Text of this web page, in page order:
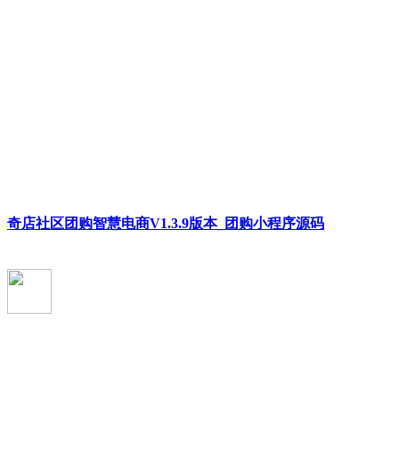
奇店社区团购智慧电商V1.3.9版本_团购小程序源码